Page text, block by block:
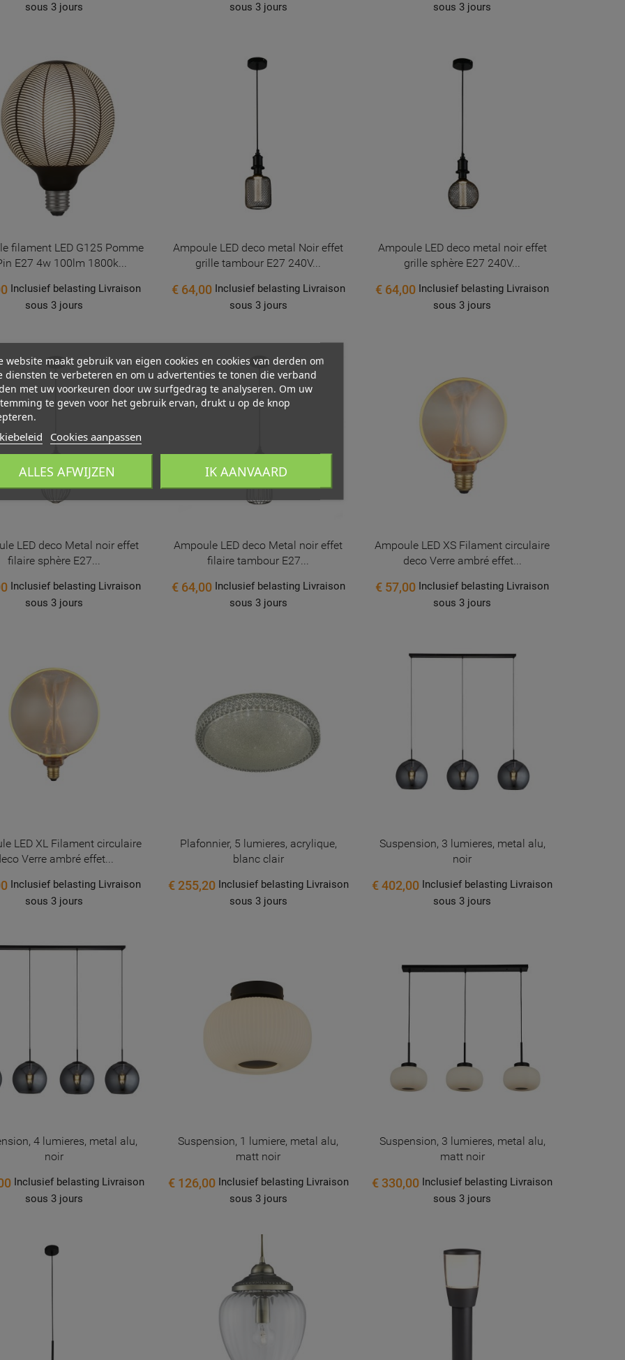
sous 3 jours
sous 3 jours
sous 3 jours
filament LED G125 Pomme
E27 4w 100lm 1800k...
Inclusief belasting Livraison
sous 3 jours
Ampoule LED deco metal Noir effet
grille tambour E27 240V...
€ 64,00 Inclusief belasting Livraison
sous 3 jours
Ampoule LED deco metal noir effet
grille sphère E27 240V...
€ 64,00 Inclusief belasting Livraison
sous 3 jours
LED deco Metal noir effet
filaire sphère E27...
Inclusief belasting Livraison
sous 3 jours
Ampoule LED deco Metal noir effet
filaire tambour E27...
€ 64,00 Inclusief belasting Livraison
sous 3 jours
Ampoule LED XS Filament circulaire
deco Verre ambré effet...
€ 57,00 Inclusief belasting Livraison
sous 3 jours
LED XL Filament circulaire
Verre ambré effet...
Inclusief belasting Livraison
sous 3 jours
Plafonnier, 5 lumieres, acrylique,
blanc clair
€ 255,20 Inclusief belasting Livraison
sous 3 jours
Suspension, 3 lumieres, metal alu,
noir
€ 402,00 Inclusief belasting Livraison
sous 3 jours
4 lumieres, metal alu,
noir
Inclusief belasting Livraison
sous 3 jours
Suspension, 1 lumiere, metal alu,
matt noir
€ 126,00 Inclusief belasting Livraison
sous 3 jours
Suspension, 3 lumieres, metal alu,
matt noir
€ 330,00 Inclusief belasting Livraison
sous 3 jours
WISHLISTS
add_circle_outlineCreate new list
((cancelText)) ((modalDeleteText))
EEN VERLANGLIJST
ingelogd zijn om producten in uw verlanglijst op te slaan.
Annuleren Inloggen
website maakt gebruik van eigen cookies en cookies van derden om
diensten te verbeteren en om u advertenties te tonen die verband
met uw voorkeuren door uw surfgedrag te analyseren. Om uw
te geven voor het gebruik ervan, drukt u op de knop
Cookies aanpassen
ALLES AFWIJZEN IK AANVAARD